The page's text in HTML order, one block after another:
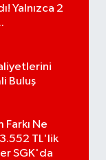
Yalnızca 2
Buluş
Farkı Ne
TL'lik
SGK'da